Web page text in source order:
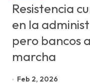
Resistencia
en la
pero bancos
marcha
Feb 2, 2026